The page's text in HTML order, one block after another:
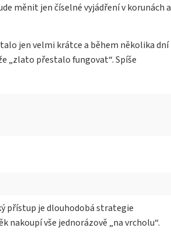
měnit jen číselné vyjádření v korunách a
jen velmi krátce a během několika dní
„zlato přestalo fungovat“. Spíše
přístup je dlouhodobá strategie
nakoupí vše jednorázově „na vrcholu“.